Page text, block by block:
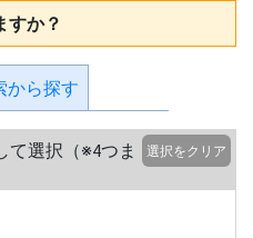
すか？
から探す
て選択（※4つま
選択をクリア